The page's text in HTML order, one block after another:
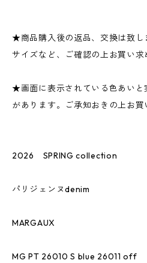
★商品購入後の返品、交換は致し
サイズなど、ご確認の上お買い求
★画面に表示されている色あいと
があります。ご承知おきの上お買
2026 SPRING collection
パリジェンヌdenim
MARGAUX
MG PT 26010 S blue 26011 off